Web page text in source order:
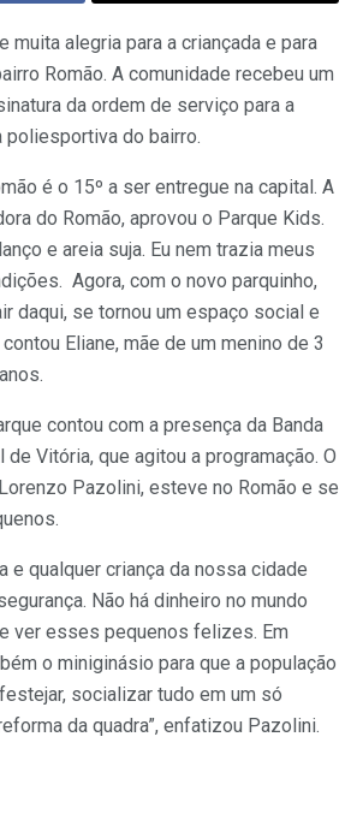
muita alegria para a criançada e para
Romão. A comunidade recebeu um
da ordem de serviço para a
poliesportiva do bairro.
é o 15º a ser entregue na capital. A
do Romão, aprovou o Parque Kids.
e areia suja. Eu nem trazia meus
Agora, com o novo parquinho,
daqui, se tornou um espaço social e
Eliane, mãe de um menino de 3
contou com a presença da Banda
de Vitória, que agitou a programação. O
Pazolini, esteve no Romão e se
e qualquer criança da nossa cidade
Não há dinheiro no mundo
ver esses pequenos felizes. Em
o miniginásio para que a população
socializar tudo em um só
da quadra”, enfatizou Pazolini.